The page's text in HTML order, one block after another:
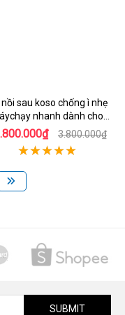
nồi sau koso chống ì nhẹ
nhanh dành cho
honda Sh 1503.800.000₫
SUBMIT